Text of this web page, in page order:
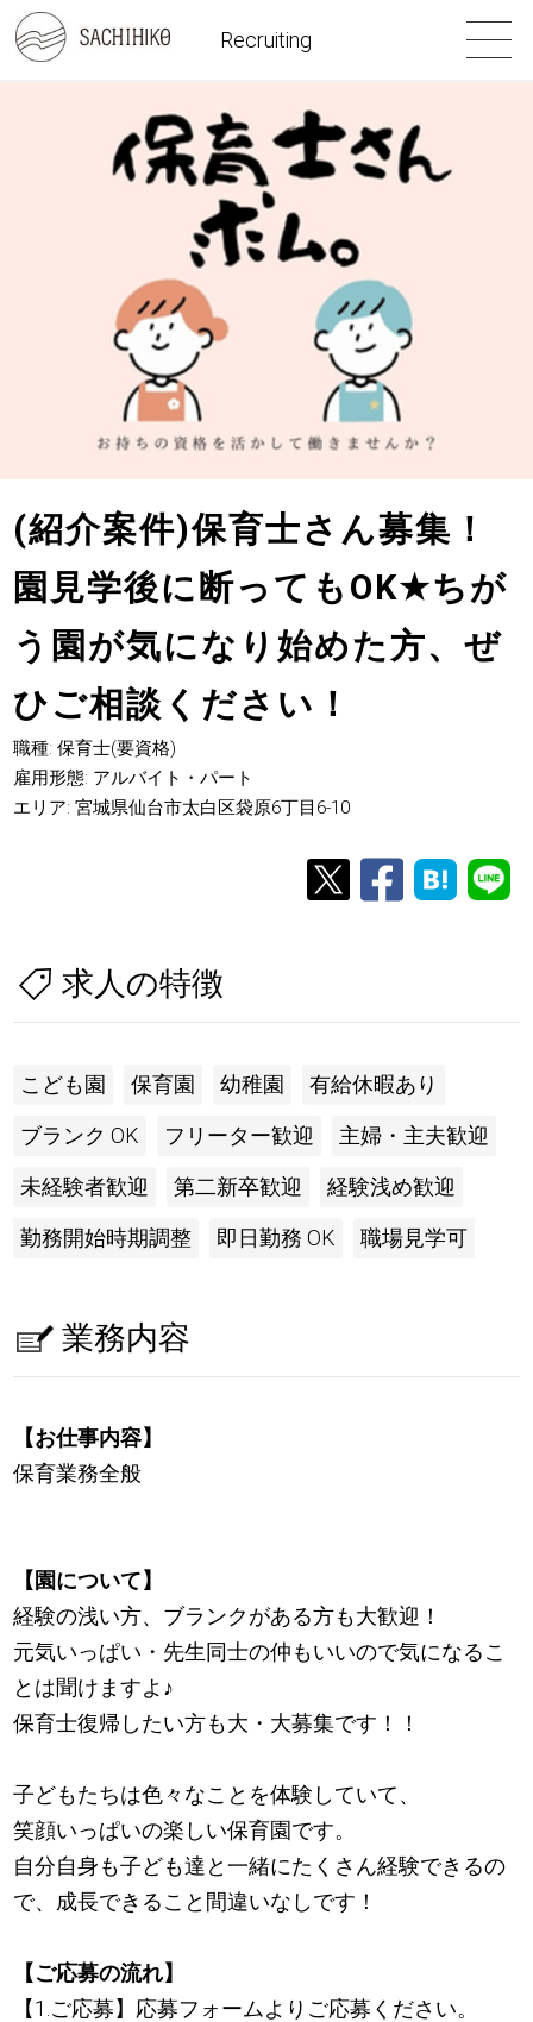
Recruiting
(紹介案件)保育士さん募集！
園見学後に断ってもOK★ちが
う園が気になり始めた方、ぜ
ひご相談ください！
職種: 保育士(要資格)
雇用形態: アルバイト・パート
エリア: 宮城県仙台市太白区袋原6丁目6-10
求人の特徴
こども園 保育園 幼稚園 有給休暇あり
ブランク OK フリーター歓迎 主婦・主夫歓迎
未経験者歓迎 第二新卒歓迎 経験浅め歓迎
勤務開始時期調整 即日勤務 OK 職場見学可
業務内容
【お仕事内容】
保育業務全般
【園について】
経験の浅い方、ブランクがある方も大歓迎！
元気いっぱい・先生同士の仲もいいので気になるこ
とは聞けますよ ♪
保育士復帰したい方も大・大募集です！！
子どもたちは色々なことを体験していて、
笑顔いっぱいの楽しい保育園です。
自分自身も子ども達と一緒にたくさん経験できるの
で、成長できること間違いなしです！
【ご応募の流れ】
【1.ご応募】応募フォームよりご応募ください。